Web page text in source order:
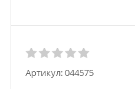
Артикул:044575